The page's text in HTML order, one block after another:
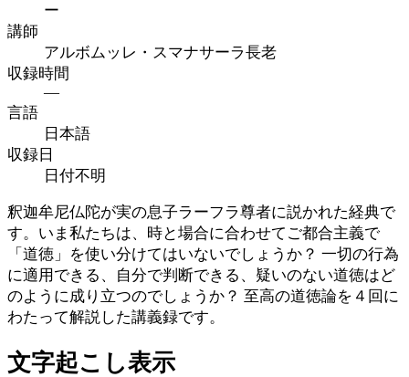
ー
講師
アルボムッレ・スマナサーラ長老
収録時間
—
言語
日本語
収録日
日付不明
釈迦牟尼仏陀が実の息子ラーフラ尊者に説かれた経典で
す。いま私たちは、時と場合に合わせてご都合主義で
「道徳」を使い分けてはいないでしょうか？ 一切の行為
に適用できる、自分で判断できる、疑いのない道徳はど
のように成り立つのでしょうか？ 至高の道徳論を４回に
わたって解説した講義録です。
文字起こし表示